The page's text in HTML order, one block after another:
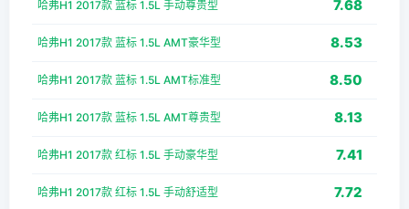
哈弗H1 2017款 蓝标 1.5L 手动尊贵型 7.68
哈弗H1 2017款 蓝标 1.5L AMT豪华型 8.53
哈弗H1 2017款 蓝标 1.5L AMT标准型 8.50
哈弗H1 2017款 蓝标 1.5L AMT尊贵型 8.13
哈弗H1 2017款 红标 1.5L 手动豪华型 7.41
哈弗H1 2017款 红标 1.5L 手动舒适型 7.72